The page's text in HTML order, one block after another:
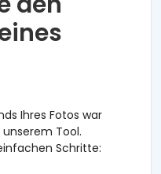
Ihres Fotos war
Tool.
Schritte: